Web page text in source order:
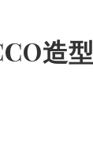
造型